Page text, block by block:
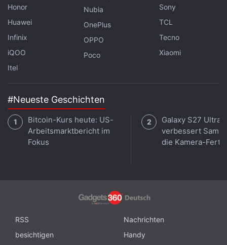
4 und fluds 4 Pra erscheinen Smartphones
Schlagzeilen sorgen und ziehen werden. Es ist die
Dhrhörer etwas früher als Galaxy 526-Familie
Honor
Huawei
Infinix
iQOO
Itel
Nubia
OnePlus
OPPO
Poco
Sony
TCL
Tecno
Xiaomi
#Neueste Geschichten
Bitcoin-Kurs heute: US-
Arbeitsmarktbericht im
Fokus
Galaxy S27 Ultra:
verbessert
die Kamera-
RSS
Nachrichten
besichtigen
Handy